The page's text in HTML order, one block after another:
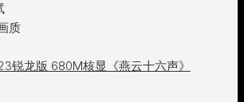
质
锐龙版 680M核显《燕云十六声》